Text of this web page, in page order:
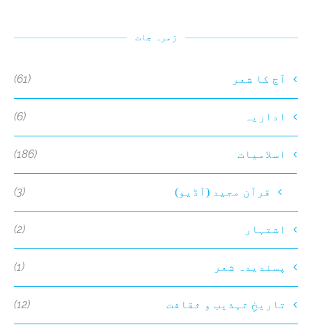
زمرہ جات
آج کا شعر (61)
اداریہ (6)
اسلامیات (186)
قرآن مجید (آڈیو) (3)
اشتہار (2)
پسندیدہ شعر (1)
تاریخِ تہذیب و ثقافت (12)